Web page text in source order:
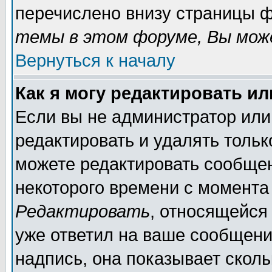
перечислено внизу страницы
темы в этом форуме, Вы
Вернуться к началу
Как я могу редактировать
Если вы не администратор
редактировать и удалять
можете редактировать
некоторого времени с
Редактировать,
уже ответил на ваше
надпись, она показывает